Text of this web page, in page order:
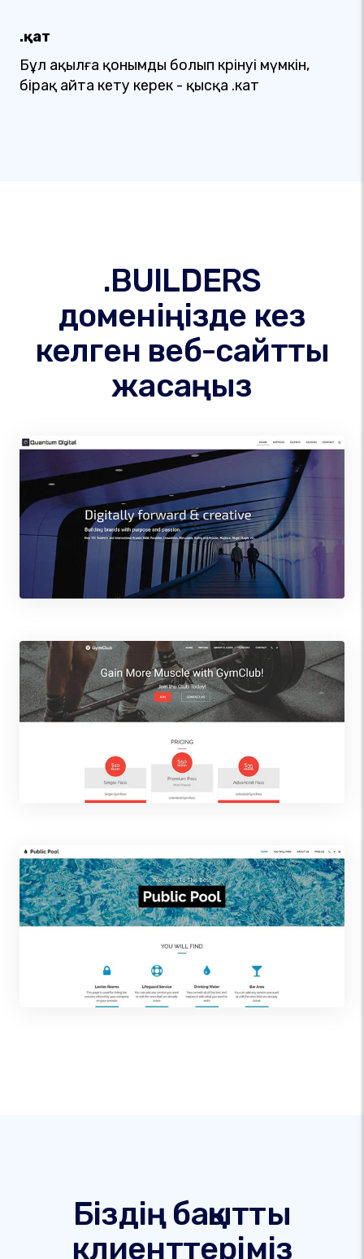
.қат
Бұл ақылға қонымды болып көрінуі мүмкін,
бірақ айта кету керек - қысқа .кат
.BUILDERS
доменіңізде кез
келген веб-сайтты
жасаңыз
Біздің бақытты
клиенттеріміз